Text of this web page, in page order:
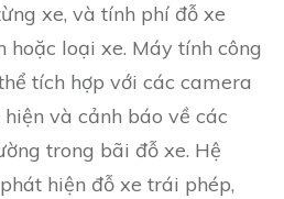
xe, và tính phí đỗ xe
hoặc loại xe. Máy tính công
tích hợp với các camera
và cảnh báo về các
trong bãi đỗ xe. Hệ
hiện đỗ xe trái phép,